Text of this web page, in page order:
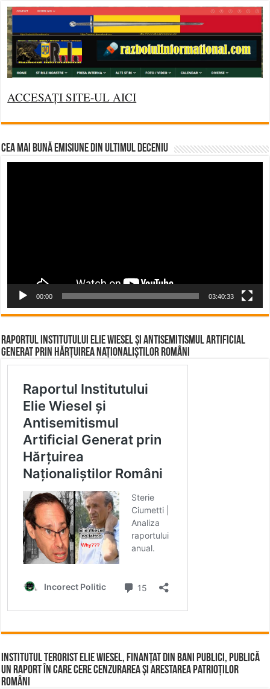
ACCESAȚI SITE-UL AICI
CEA MAI BUNĂ EMISIUNE DIN ULTIMUL DECENIU
00:00 03:40:33
Raportul Institutului Elie Wiesel și Antisemitismul Artificial
Generat prin Hărțuirea Naționaliștilor Români
Institutul terorist Elie Wiesel, finanțat din bani publici, publică
un raport în care cere cenzurarea și arestarea patrioților
români